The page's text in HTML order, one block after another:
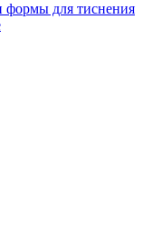
для тиснения